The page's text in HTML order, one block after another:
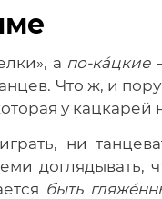
а по-кáцкие
Что ж, и
у кацкарей
ни
доглядывать,
быть